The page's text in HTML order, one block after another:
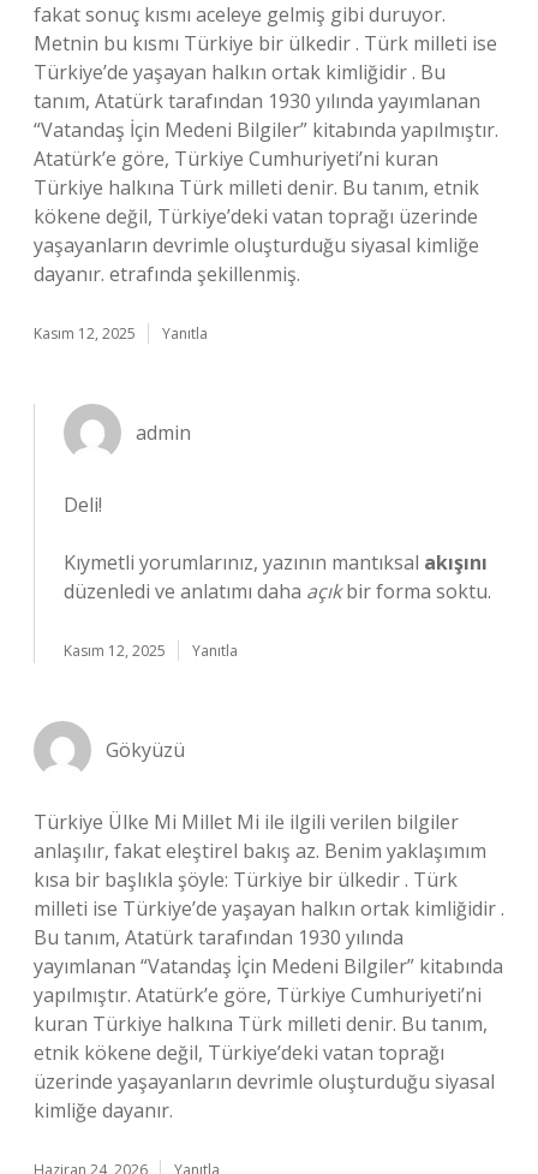
fakat sonuç kısmı aceleye gelmiş gibi duruyor.
Metnin bu kısmı Türkiye bir ülkedir . Türk milleti ise
Türkiye’de yaşayan halkın ortak kimliğidir . Bu
tanım, Atatürk tarafından 1930 yılında yayımlanan
“Vatandaş İçin Medeni Bilgiler” kitabında yapılmıştır.
Atatürk’e göre, Türkiye Cumhuriyeti’ni kuran
Türkiye halkına Türk milleti denir. Bu tanım, etnik
kökene değil, Türkiye’deki vatan toprağı üzerinde
yaşayanların devrimle oluşturduğu siyasal kimliğe
dayanır. etrafında şekillenmiş.
Kasım 12, 2025 Yanıtla
admin
Deli!
Kıymetli yorumlarınız, yazının mantıksal akışını
düzenledi ve anlatımı daha açıkbir forma soktu.
Kasım 12, 2025 Yanıtla
Gökyüzü
Türkiye Ülke Mi Millet Mi ile ilgili verilen bilgiler
anlaşılır, fakat eleştirel bakış az. Benim yaklaşımım
kısa bir başlıkla şöyle: Türkiye bir ülkedir . Türk
milleti ise Türkiye’de yaşayan halkın ortak kimliğidir .
Bu tanım, Atatürk tarafından 1930 yılında
yayımlanan “Vatandaş İçin Medeni Bilgiler” kitabında
yapılmıştır. Atatürk’e göre, Türkiye Cumhuriyeti’ni
kuran Türkiye halkına Türk milleti denir. Bu tanım,
etnik kökene değil, Türkiye’deki vatan toprağı
üzerinde yaşayanların devrimle oluşturduğu siyasal
kimliğe dayanır.
Haziran 24, 2026 Yanıtla